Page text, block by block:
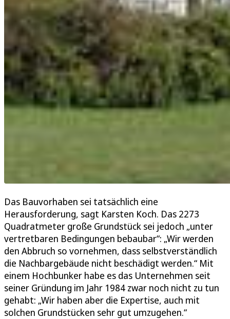
Das Bauvorhaben sei tatsächlich eine
Herausforderung, sagt Karsten Koch. Das 2273
Quadratmeter große Grundstück sei jedoch „unter
vertretbaren Bedingungen bebaubar“: „Wir werden
den Abbruch so vornehmen, dass selbstverständlich
die Nachbargebäude nicht beschädigt werden.“ Mit
einem Hochbunker habe es das Unternehmen seit
seiner Gründung im Jahr 1984 zwar noch nicht zu tun
gehabt: „Wir haben aber die Expertise, auch mit
solchen Grundstücken sehr gut umzugehen.“